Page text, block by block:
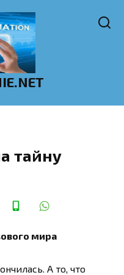
тайну
мира
А то, что